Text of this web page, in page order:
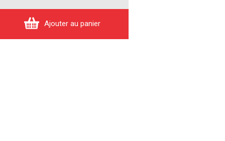
Ajouter au panier